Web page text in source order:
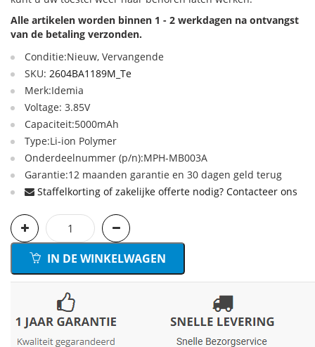
Alle artikelen worden binnen 1 - 2 werkdagen na ontvangst
van de betaling verzonden.
Conditie:Nieuw, Vervangende
SKU: 2604BA1189M_Te
Merk:Idemia
Voltage: 3.85V
Capaciteit:5000mAh
Type:Li-ion Polymer
Onderdeelnummer (p/n):MPH-MB003A
Garantie:12 maanden garantie en 30 dagen geld terug
Staffelkorting of zakelijke offerte nodig? Contacteer ons
IN DE WINKELWAGEN